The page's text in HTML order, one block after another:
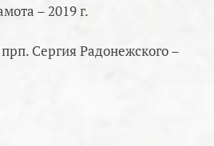
– 2019 г.
Сергия Радонежского –